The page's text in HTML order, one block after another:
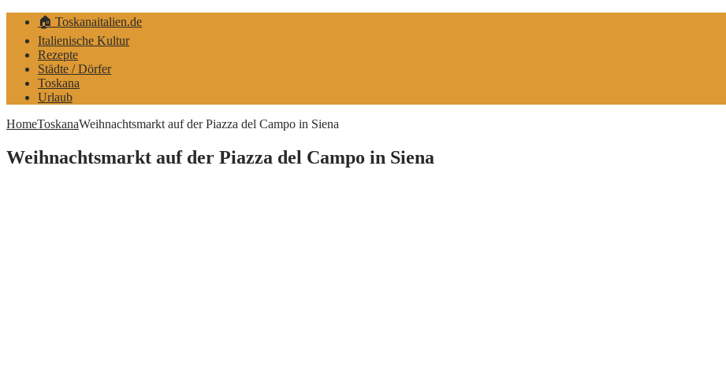
🏠 Toskanaitalien.de
Italienische Kultur
Rezepte
Städte / Dörfer
Toskana
Urlaub
HomeToskanaWeihnachtsmarkt auf der Piazza del Campo in Siena
Weihnachtsmarkt auf der Piazza del Campo in Siena